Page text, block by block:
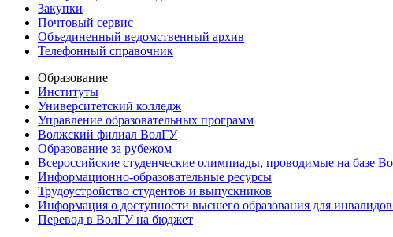
Закупки
Почтовый сервис
Объединенный ведомственный архив
Телефонный справочник
Образование
Институты
Университетский колледж
Управление образовательных программ
Волжский филиал ВолГУ
Образование за рубежом
Всероссийские студенческие олимпиады, проводимые на базе
Информационно-образовательные ресурсы
Трудоустройство студентов и выпускников
Информация о доступности высшего образования для
Перевод в ВолГУ на бюджет